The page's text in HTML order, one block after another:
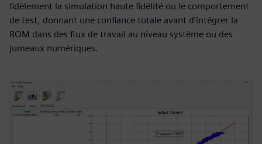
fidèlement la simulation haute fidélité ou le comportement
de test, donnant une confiance totale avant d'intégrer la
ROM dans des flux de travail au niveau système ou des
jumeaux numériques.